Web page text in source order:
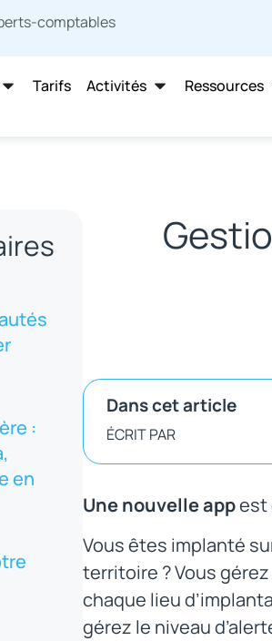
comptables
Tarifs Activités Ressources
:
en
Dans cet article
ÉCRIT PAR
Une nouvelle appest
Vous êtes implanté
territoire ? Vous
chaque lieu
gérez le niveau